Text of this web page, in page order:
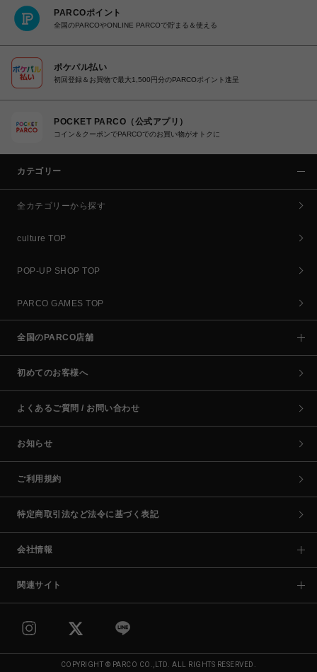
PARCOポイント
全国のPARCOやONLINE PARCOで貯まる＆使える
ポケパル払い
初回登録＆お買物で最大1,500円分のPARCOポイント進呈
POCKET PARCO（公式アプリ）
コイン＆クーポンでPARCOでのお買い物がオトクに
カテゴリー
全カテゴリーから探す
culture TOP
POP-UP SHOP TOP
PARCO GAMES TOP
全国のPARCO店舗
初めてのお客様へ
よくあるご質問 / お問い合わせ
お知らせ
ご利用規約
特定商取引法など法令に基づく表記
会社情報
関連サイト
COPYRIGHT © PARCO CO.,LTD. ALL RIGHTS RESERVED.